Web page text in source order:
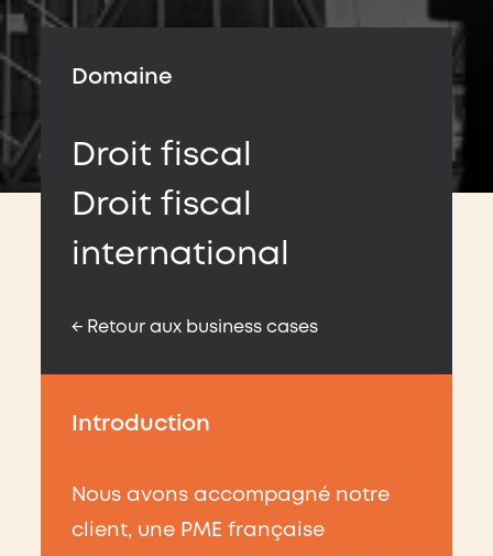
Domaine
Droit fiscal
Droit fiscal
international
← Retour aux business cases
Introduction
Nous avons accompagné notre
client, une PME française